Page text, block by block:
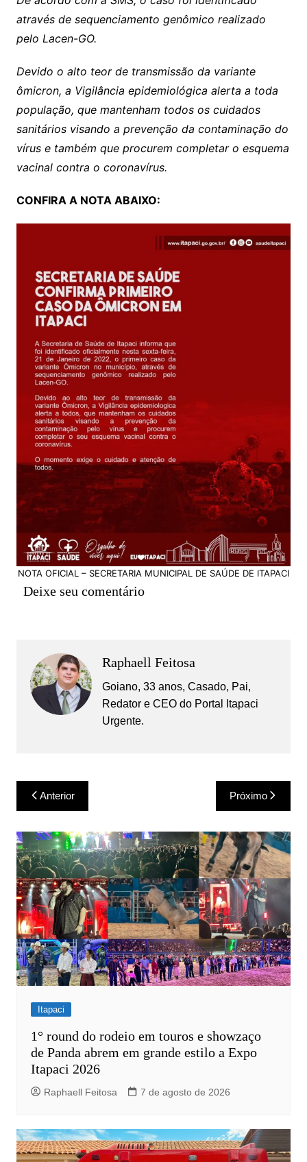
através de sequenciamento genômico realizado
pelo Lacen-GO.
Devido o alto teor de transmissão da variante
ômicron, a Vigilância epidemiológica alerta a toda
população, que mantenham todos os cuidados
sanitários visando a prevenção da contaminação do
vírus e também que procurem completar o esquema
vacinal contra o coronavírus.
CONFIRA A NOTA ABAIXO:
NOTA OFICIAL – SECRETARIA MUNICIPAL DE SAÚDE DE ITAPACI
Deixe seu comentário
Raphaell Feitosa
Goiano, 33 anos, Casado, Pai,
Redator e CEO do Portal Itapaci
Urgente.
Navegação
de
Post
Anterior Próximo
Itapaci
1° round do rodeio em touros e showzaço
de Panda abrem em grande estilo a Expo
Itapaci 2026
Raphaell Feitosa 7 de agosto de 2026